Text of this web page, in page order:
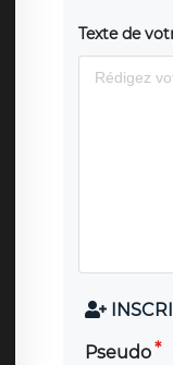
Texte de
Pseudo